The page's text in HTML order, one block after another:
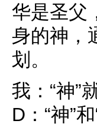
华是圣父
身的神，
划。
我：“神”
D：“神”